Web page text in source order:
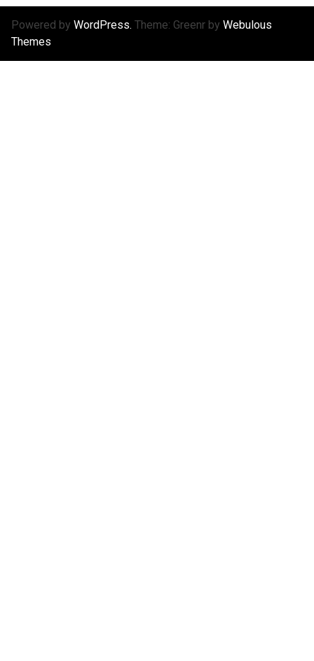
Powered by WordPress. Theme: Greenr by Webulous
Themes